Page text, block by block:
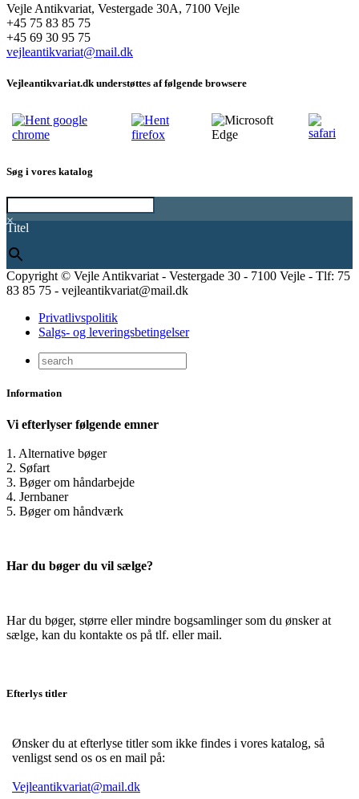
Vejle Antikvariat, Vestergade 30A, 7100 Vejle
+45 75 83 85 75
+45 69 30 95 75
vejleantikvariat@mail.dk
Vejleantikvariat.dk understøttes af følgende browsere
Søg i vores katalog
×
Titel
Copyright © Vejle Antikvariat - Vestergade 30 - 7100 Vejle - Tlf: 75
83 85 75 - vejleantikvariat@mail.dk
Privatlivspolitik
Salgs- og leveringsbetingelser
Information
Vi efterlyser følgende emner
1. Alternative bøger
2. Søfart
3. Bøger om håndarbejde
4. Jernbaner
5. Bøger om håndværk
Har du bøger du vil sælge?
Har du bøger, større eller mindre bogsamlinger som du ønsker at
sælge, kan du kontakte os på tlf. eller mail.
Efterlys titler
Ønsker du at efterlyse titler som ikke findes i vores katalog, så
venligst send os os en mail på:
Vejleantikvariat@mail.dk